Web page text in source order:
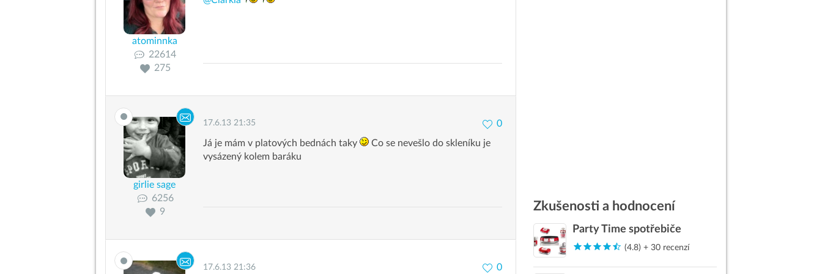
atominnka
22614
275
girlie sage
6256
9
17.6.13 21:35
0
Já je mám v platových bednách taky
Co se nevešlo do skleníku je
vysázený kolem baráku
17.6.13 21:36 0
Zkušenosti a hodnocení
Party Time spotřebiče
(4.8) + 30 recenzí